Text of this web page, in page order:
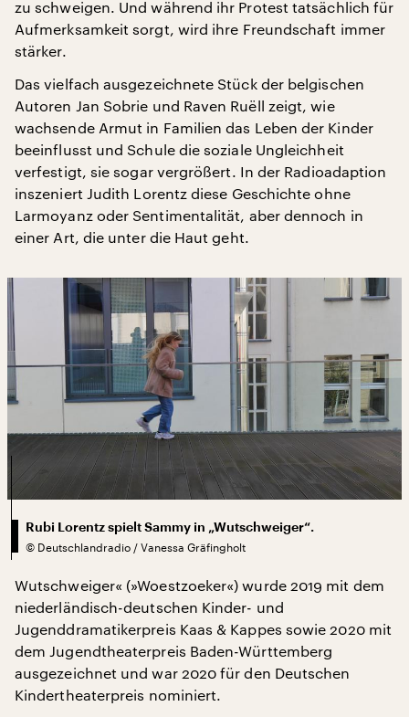
zu schweigen. Und während ihr Protest tatsächlich für
Aufmerksamkeit sorgt, wird ihre Freundschaft immer
stärker.
Das vielfach ausgezeichnete Stück der belgischen
Autoren Jan Sobrie und Raven Ruëll zeigt, wie
wachsende Armut in Familien das Leben der Kinder
beeinflusst und Schule die soziale Ungleichheit
verfestigt, sie sogar vergrößert. In der Radioadaption
inszeniert Judith Lorentz diese Geschichte ohne
Larmoyanz oder Sentimentalität, aber dennoch in
einer Art, die unter die Haut geht.
Rubi Lorentz spielt Sammy in „Wutschweiger“.
© Deutschlandradio / Vanessa Gräfingholt
Wutschweiger« (»Woestzoeker«) wurde 2019 mit dem
niederländisch-deutschen Kinder- und
Jugenddramatikerpreis Kaas & Kappes sowie 2020 mit
dem Jugendtheaterpreis Baden-Württemberg
ausgezeichnet und war 2020 für den Deutschen
Kindertheaterpreis nominiert.